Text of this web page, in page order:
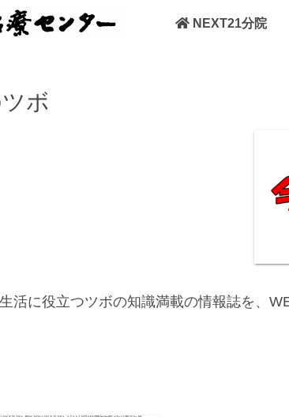
NEXT21分院
ボ
活に役立つツボの知識満載の情報誌を、